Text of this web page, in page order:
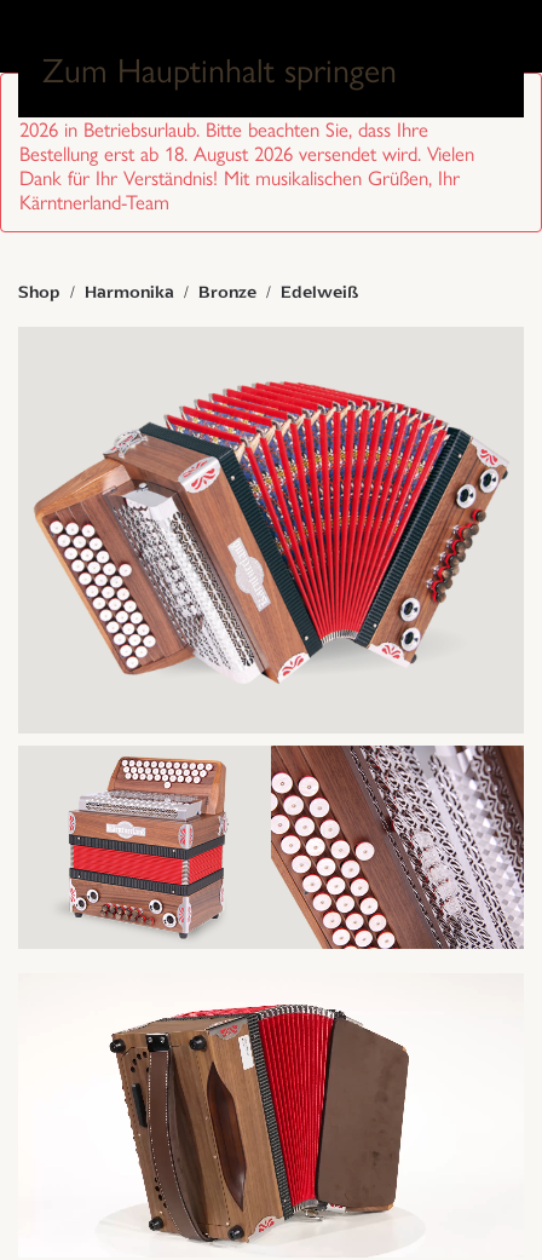
Zum Hauptinhalt springen
2026 in Betriebsurlaub. Bitte beachten Sie, dass Ihre
Bestellung erst ab 18. August 2026 versendet wird. Vielen
Dank für Ihr Verständnis! Mit musikalischen Grüßen, Ihr
Kärntnerland-Team
Shop Harmonika Bronze Edelweiß